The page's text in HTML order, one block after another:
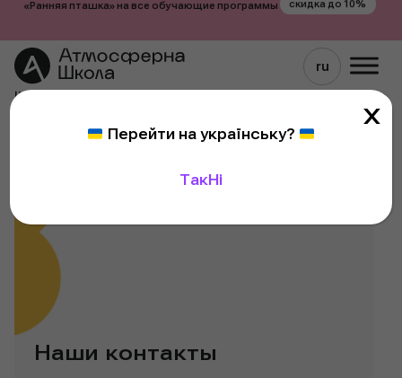
«Ранняя пташка» на все обучающие программы скидка до 10%
Наши контакты
Перейти на українську?
ТакНі
X